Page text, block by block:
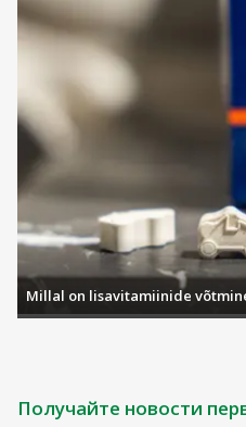
Millal on lisavitamiinide
Получайте новости